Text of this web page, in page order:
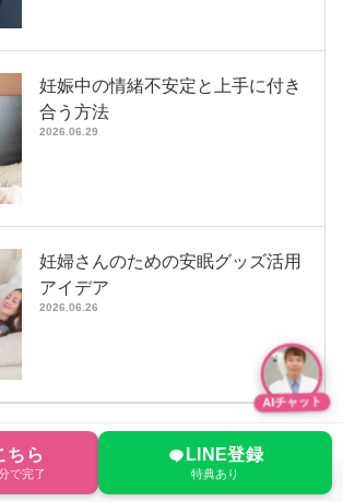
妊娠中の情緒不安定と上手に付き
合う方法
2026.06.29
妊婦さんのための安眠グッズ活用
アイデア
2026.06.26
ちら
で完了
LINE登録
特典あり
AIチャット